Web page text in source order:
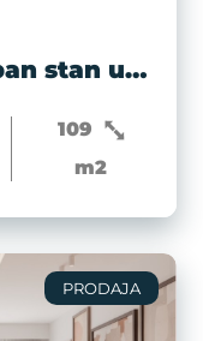
stan u
109
m2
PRODAJA